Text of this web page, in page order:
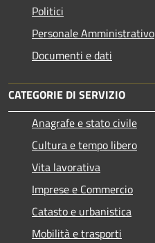
Politici
Personale Amministrativo
Documenti e dati
CATEGORIE DI SERVIZIO
Anagrafe e stato civile
Cultura e tempo libero
Vita lavorativa
Imprese e Commercio
Catasto e urbanistica
Mobilità e trasporti